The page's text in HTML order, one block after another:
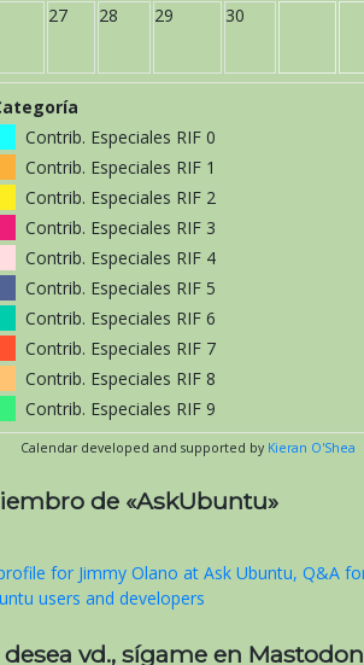
27 28 29 30
Contrib. Especiales RIF 0
Contrib. Especiales RIF 1
Contrib. Especiales RIF 2
Contrib. Especiales RIF 3
Contrib. Especiales RIF 4
Contrib. Especiales RIF 5
Contrib. Especiales RIF 6
Contrib. Especiales RIF 7
Contrib. Especiales RIF 8
Contrib. Especiales RIF 9
Calendar developed and supported by Kieran O'Shea
de «AskUbuntu»
desea vd., sígame en Mastodon